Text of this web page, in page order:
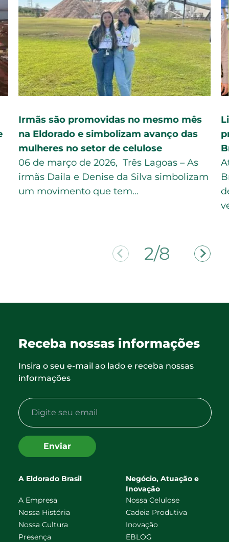
Irmãs são promovidas no mesmo mês
na Eldorado e simbolizam avanço das
mulheres no setor de celulose
06 de março de 2026, Três Lagoas – As
irmãs Daila e Denise da Silva simbolizam
um movimento que tem…
2/8
Receba nossas informações
Insira o seu e-mail ao lado e receba nossas
informações
Enviar
A Eldorado Brasil
A Empresa
Nossa História
Nossa Cultura
Presença
Negócio, Atuação e
Inovação
Nossa Celulose
Cadeia Produtiva
Inovação
EBLOG